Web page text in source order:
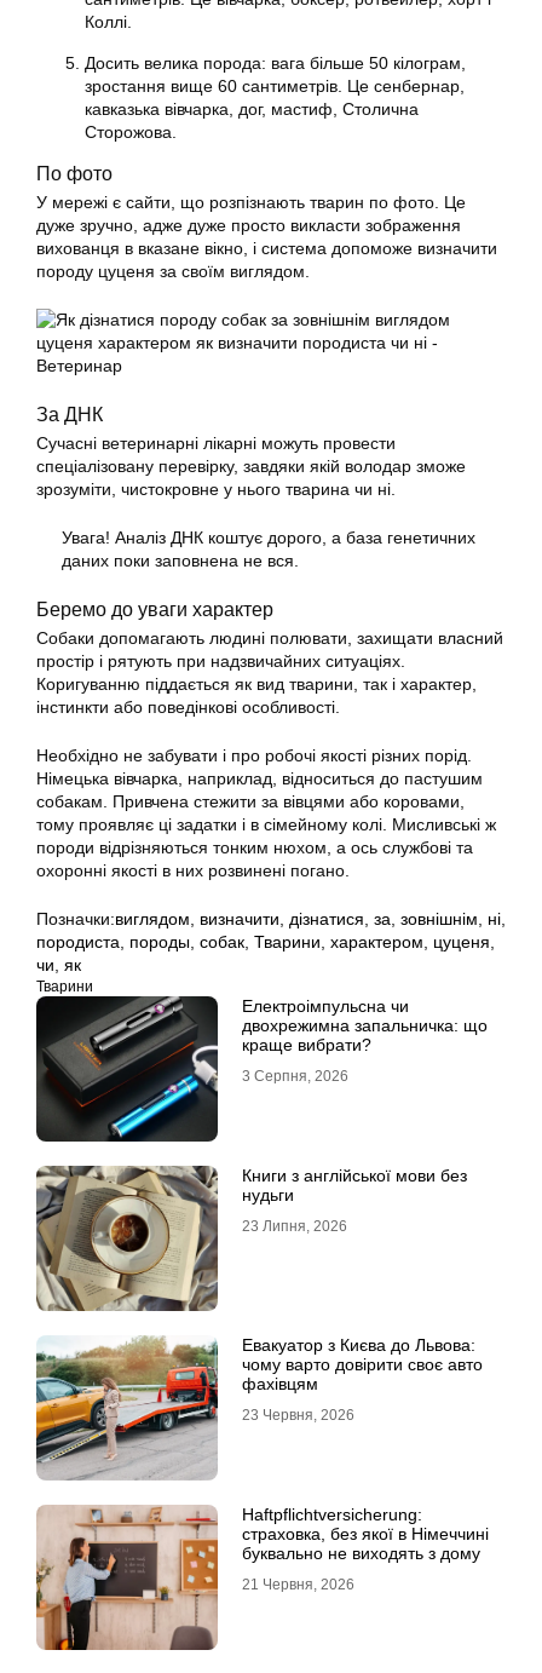
Коллі.
Досить велика порода: вага більше 50 кілограм,
зростання вище 60 сантиметрів. Це сенбернар,
кавказька вівчарка, дог, мастиф, Столична
Сторожова.
По фото
У мережі є сайти, що розпізнають тварин по фото. Це
дуже зручно, адже дуже просто викласти зображення
вихованця в вказане вікно, і система допоможе визначити
породу цуценя за своїм виглядом.
За ДНК
Сучасні ветеринарні лікарні можуть провести
спеціалізовану перевірку, завдяки якій володар зможе
зрозуміти, чистокровне у нього тварина чи ні.
Увага! Аналіз ДНК коштує дорого, а база генетичних
даних поки заповнена не вся.
Беремо до уваги характер
Собаки допомагають людині полювати, захищати власний
простір і рятують при надзвичайних ситуаціях.
Коригуванню піддається як вид тварини, так і характер,
інстинкти або поведінкові особливості.
Необхідно не забувати і про робочі якості різних порід.
Німецька вівчарка, наприклад, відноситься до пастушим
собакам. Привчена стежити за вівцями або коровами,
тому проявляє ці задатки і в сімейному колі. Мисливські ж
породи відрізняються тонким нюхом, а ось службові та
охоронні якості в них розвинені погано.
Позначки:виглядом визначити дізнатися за зовнішнім ні
породиста
породы собак Тварини характером цуценя
чи як
Тварини
Електроімпульсна чи
двохрежимна запальничка: що
краще вибрати?
3 Серпня, 2026
Книги з англійської мови без
нудьги
23 Липня, 2026
Евакуатор з Києва до Львова:
чому варто довірити своє авто
фахівцям
23 Червня, 2026
Haftpflichtversicherung:
страховка, без якої в Німеччині
буквально не виходять з дому
21 Червня, 2026